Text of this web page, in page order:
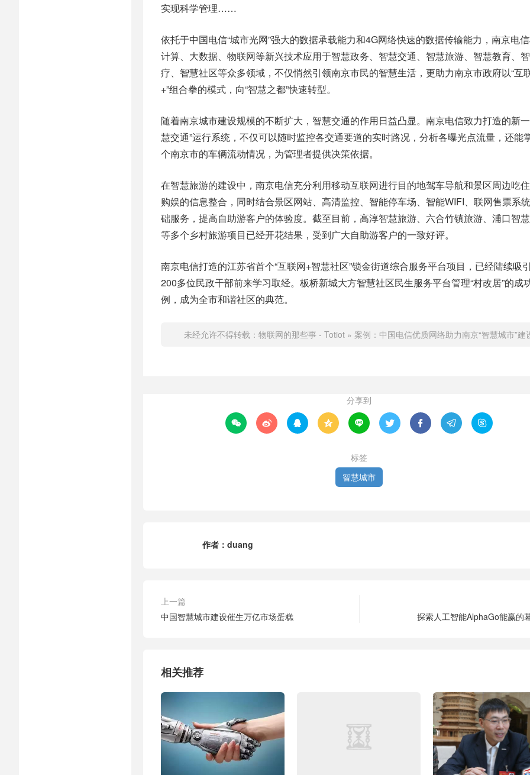
实现科学管理……
依托于中国电信“城市光网”强大的数据承载能力和4G网络快速的数据传输能力，南京电
计算、大数据、物联网等新兴技术应用于智慧政务、智慧交通、智慧旅游、智慧教育、
疗、智慧社区等众多领域，不仅悄然引领南京市民的智慧生活，更助力南京市政府以“互
+”组合拳的模式，向“智慧之都”快速转型。
随着南京城市建设规模的不断扩大，智慧交通的作用日益凸显。南京电信致力打造的新
慧交通”运行系统，不仅可以随时监控各交通要道的实时路况，分析各曝光点流量，还能
个南京市的车辆流动情况，为管理者提供决策依据。
在智慧旅游的建设中，南京电信充分利用移动互联网进行目的地驾车导航和景区周边吃
购娱的信息整合，同时结合景区网站、高清监控、智能停车场、智能WIFI、联网售票系
础服务，提高自助游客户的体验度。截至目前，高淳智慧旅游、六合竹镇旅游、浦口智
等多个乡村旅游项目已经开花结果，受到广大自助游客户的一致好评。
南京电信打造的江苏省首个“互联网+智慧社区”锁金街道综合服务平台项目，已经陆续吸
200多位民政干部前来学习取经。板桥新城大方智慧社区民生服务平台管理“村改居”的成
例，成为全市和谐社区的典范。
未经允许不得转载： 物联网的那些事 - Totiot » 案例：中国电信优质网络助力南京“智慧城市”建
分享到
        
标签
智慧城市
作者： duang
上一篇
中国智慧城市建设催生万亿市场蛋糕
探索人工智能AlphaGo能赢的
相关推荐